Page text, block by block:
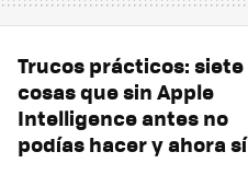
Trucos prácticos: siete
cosas que sin Apple
Intelligence antes no
podías hacer y ahora sí